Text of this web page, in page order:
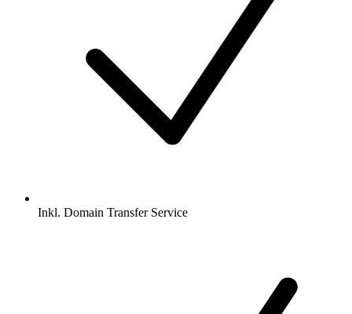
Inkl. Domain Transfer Service